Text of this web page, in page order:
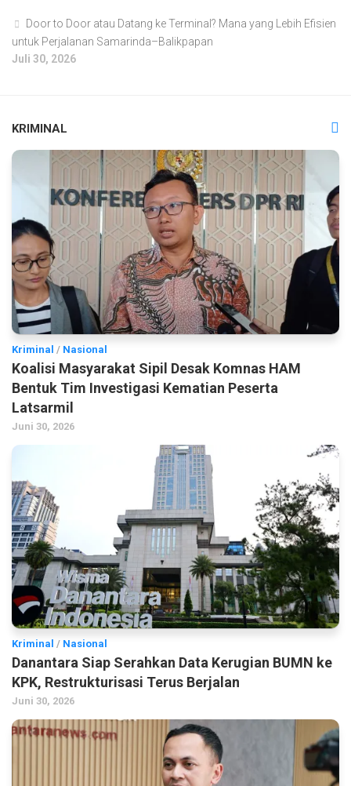
Door to Door atau Datang ke Terminal? Mana yang Lebih Efisien
untuk Perjalanan Samarinda–Balikpapan
Juli 30, 2026
KRIMINAL
Kriminal / Nasional
Koalisi Masyarakat Sipil Desak Komnas HAM
Bentuk Tim Investigasi Kematian Peserta
Latsarmil
Juni 30, 2026
Kriminal / Nasional
Danantara Siap Serahkan Data Kerugian BUMN ke
KPK, Restrukturisasi Terus Berjalan
Juni 30, 2026